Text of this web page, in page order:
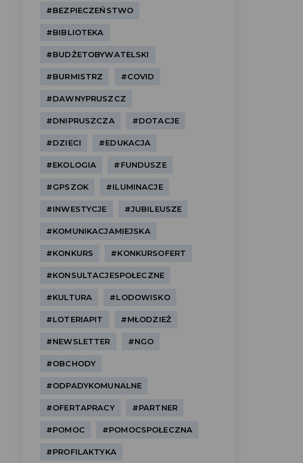
#BEZPIECZEŃSTWO
#BIBLIOTEKA
#BUDŻETOBYWATELSKI
#BURMISTRZ #COVID
#DAWNYPRUSZCZ
#DNIPRUSZCZA #DOTACJE
#DZIECI #EDUKACJA
#EKOLOGIA #FUNDUSZE
#GPSZOK #ILUMINACJE
#INWESTYCJE #JUBILEUSZE
#KOMUNIKACJAMIEJSKA
#KONKURS #KONKURSOFERT
#KONSULTACJESPOŁECZNE
#KULTURA #LODOWISKO
#LOTERIAPIT #MŁODZIEŻ
#NEWSLETTER #NGO
#OBCHODY
#ODPADYKOMUNALNE
#OFERTAPRACY #PARTNER
#POMOC #POMOCSPOŁECZNA
#PROFILAKTYKA